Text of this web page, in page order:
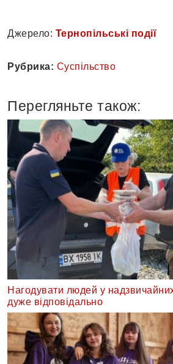
Джерело: Тернопільські події
Рубрика: Суспільство
Перегляньте також:
Нагодувати людей у
дуже відповідально